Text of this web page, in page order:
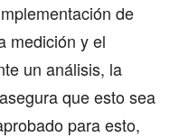
de
medición y el
un análisis, la
que esto sea
para esto,